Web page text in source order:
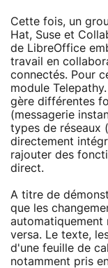
Cette fois, un
Hat, Suse et
de LibreOffice
travail en
connectés. Pour
module
gère différentes
(messagerie
types de réseaux
directement
rajouter des
direct.
A titre de
que les
automatiquement
versa. Le texte,
d'une feuille de
notamment pris